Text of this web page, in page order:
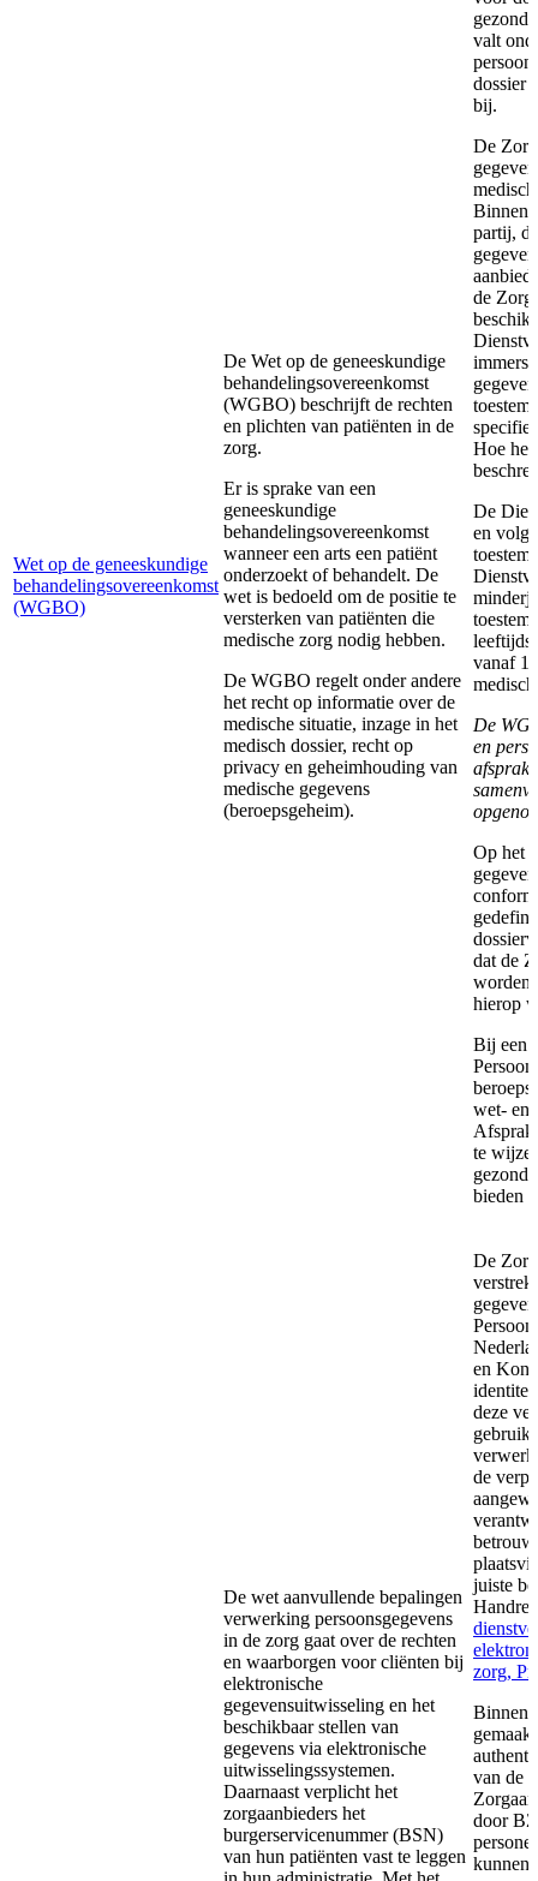
Wet op de geneeskundige
behandelingsovereenkomst
(WGBO)
De Wet op de geneeskundige
behandelingsovereenkomst
(WGBO) beschrijft de rechten
en plichten van patiënten in de
zorg.
Er is sprake van een
geneeskundige
behandelingsovereenkomst
wanneer een arts een patiënt
onderzoekt of behandelt. De
wet is bedoeld om de positie te
versterken van patiënten die
medische zorg nodig hebben.
De WGBO regelt onder andere
het recht op informatie over de
medische situatie, inzage in het
medisch dossier, recht op
privacy en geheimhouding van
medische gegevens
(beroepsgeheim).
valt
dossier
bij.
De
Binnen
partij,
de
immers
Hoe het
De
en
vanaf
De
en
Op het
dat de
worden
hierop
Bij een
wet- en
te
bieden
De wet aanvullende bepalingen
verwerking persoonsgegevens
in de zorg gaat over de rechten
en waarborgen voor cliënten bij
elektronische
gegevensuitwisseling en het
beschikbaar stellen van
gegevens via elektronische
uitwisselingssystemen.
Daarnaast verplicht het
zorgaanbieders het
burgerservicenummer (BSN)
van hun patiënten vast te leggen
De
en
deze
de
juiste
zorg,
Binnen
van de
door
kunnen